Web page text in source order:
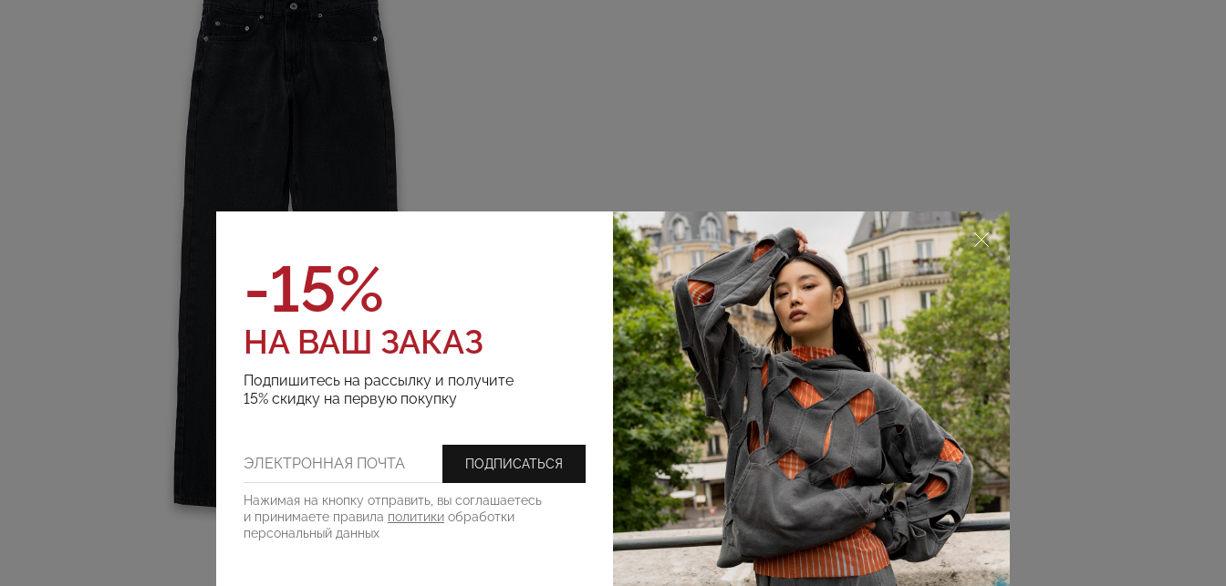
-15%
НА ВАШ ЗАКАЗ
Подпишитесь на рассылку и получите
15% скидку на первую покупку
ПОДПИСАТЬСЯ
Нажимая на кнопку отправить, вы соглашаетесь
и принимаете правила политики обработки
персональный данных